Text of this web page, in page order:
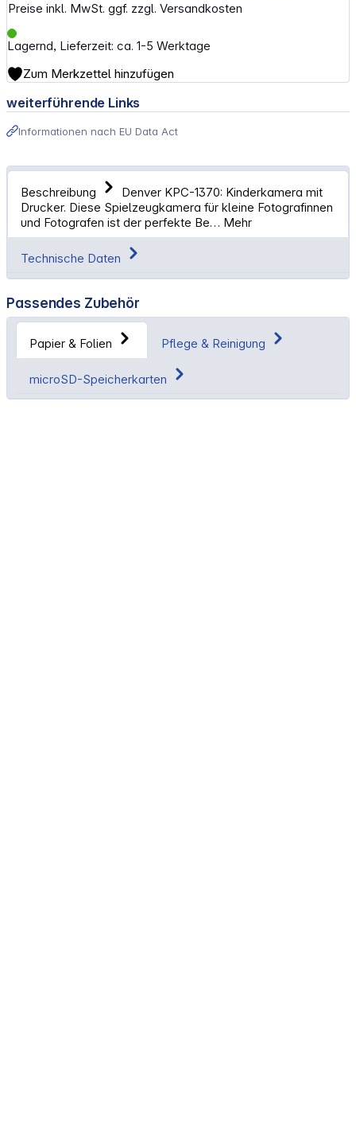
Preise inkl. MwSt. ggf. zzgl. Versandkosten
Lagernd, Lieferzeit: ca. 1-5 Werktage
Zum Merkzettel hinzufügen
weiterführende Links
Informationen nach EU Data Act
Beschreibung
Denver KPC-1370: Kinderkamera mit
Drucker. Diese Spielzeugkamera für kleine Fotografinnen
und Fotografen ist der perfekte Be… Mehr
Technische Daten
Passendes Zubehör
Papier & Folien Pflege & Reinigung
microSD-Speicherkarten